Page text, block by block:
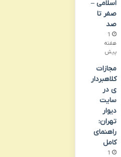
اسلامی –
صفر تا
صد
1
هفته
پیش
مجازات
کلاهبردار
ی در
سایت
دیوار
تهران:
راهنمای
کامل
1